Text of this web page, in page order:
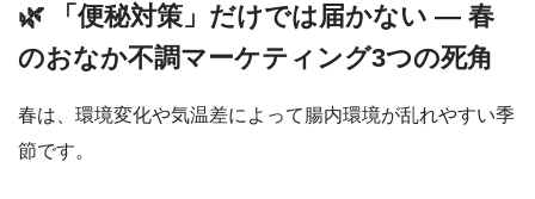
🌿 「便秘対策」だけでは届かない ― 春
のおなか不調マーケティング3つの死角
春は、環境変化や気温差によって腸内環境が乱れやすい季
節です。